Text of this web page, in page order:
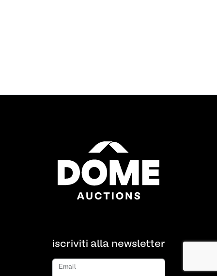
iscriviti alla newsletter
Email